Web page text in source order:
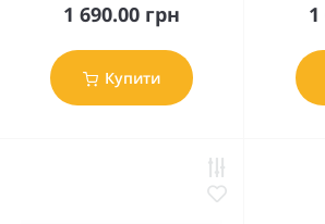
1 690.00 грн
Купити